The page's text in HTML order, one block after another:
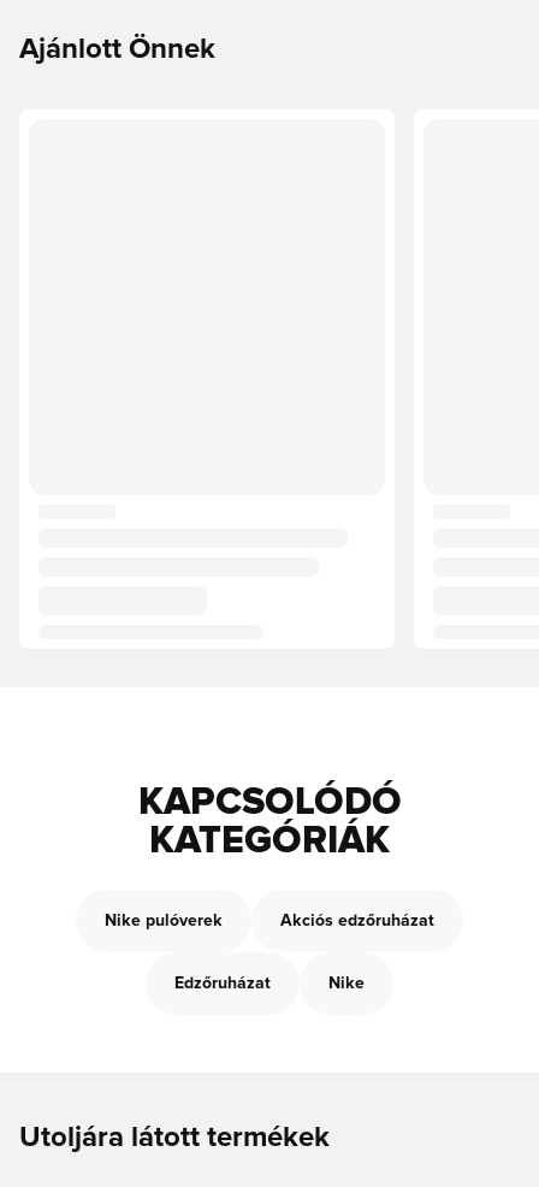
Ajánlott Önnek
KAPCSOLÓDÓ
KATEGÓRIÁK
Nike pulóverek Akciós edzőruházat
Edzőruházat Nike
Utoljára látott termékek